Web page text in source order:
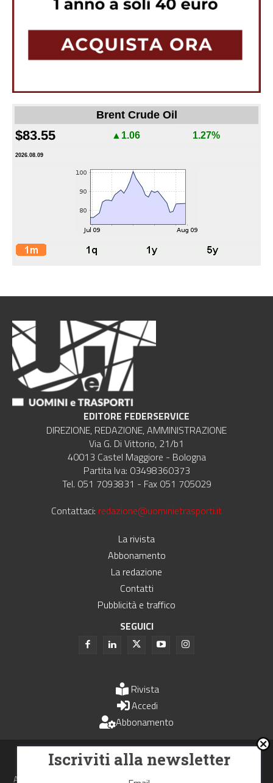
Brent Crude Oil
$83.55 ▲1.06 1.27%
2026.08.09
EDITORE FEDERSERVICE
DIREZIONE, REDAZIONE, AMMINISTRAZIONE
Via G. Di Vittorio, 21/b1
40013 Castel Maggiore - Bologna
Partita Iva: 03498360373
Tel. 051 7093831 - Fax 051 705029
Contattaci: redazione@uominietrasporti.it
La rivista
Abbonamento
La redazione
Contatti
Pubblicità e traffico
SEGUICI
Rivista
Accedi
Abbonamento
Uomini e Trasporti è un periodico associato all'Unione Stampa
Periodica Italiana - USPI
Autorizzazione del Tribunale di Bologna N.4993 del 15 giugno 1982
Iscriviti alla newsletter